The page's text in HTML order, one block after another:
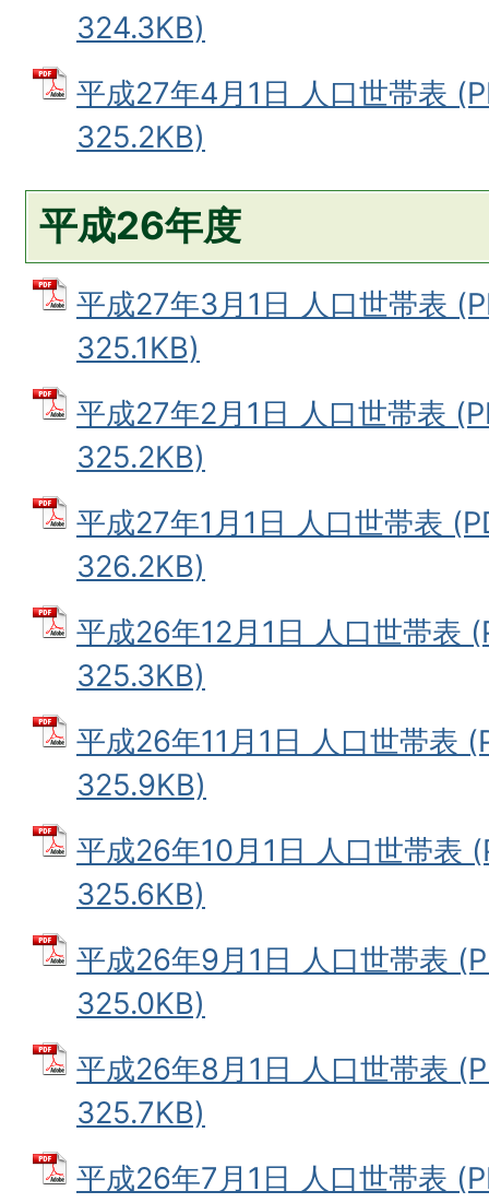
324.3KB)
平成27年4月1日 人口世帯表
325.2KB)
平成26年度
平成27年3月1日 人口世帯表
325.1KB)
平成27年2月1日 人口世帯表
325.2KB)
平成27年1月1日 人口世帯表
326.2KB)
平成26年12月1日 人口世帯表
325.3KB)
平成26年11月1日 人口世帯表
325.9KB)
平成26年10月1日 人口世帯表
325.6KB)
平成26年9月1日 人口世帯表
325.0KB)
平成26年8月1日 人口世帯表
325.7KB)
平成26年7月1日 人口世帯表